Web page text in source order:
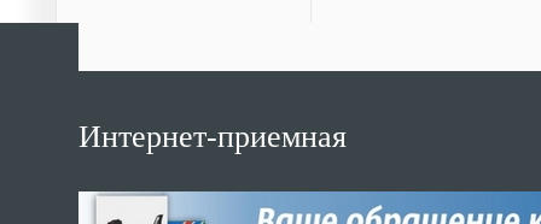
Интернет-приемная